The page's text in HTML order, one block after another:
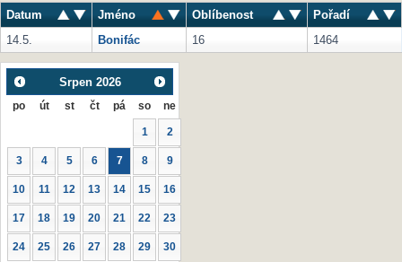
Datum Jméno Oblíbenost
Pořadí
14.5.
Bonifác 16 1464
Srpen 2026
po út st čt pá so ne
1 2
3 4 5 6 7 8 9
10 11 12 13 14 15 16
17 18 19 20 21 22 23
24 25 26 27 28 29 30